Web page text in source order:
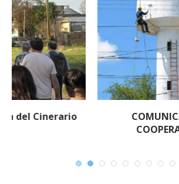
COMUNICADO
COOPERATIVA ELÉCTRICA